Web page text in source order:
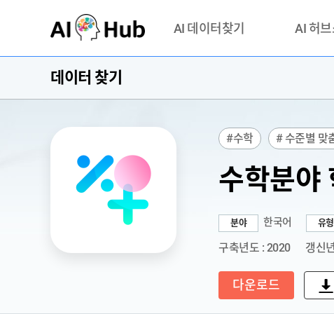
AI 데이터찾기
기관 제공 데이터
AI 허브 오픈 API
AI 허브
안심존이란?
이용정책
데이터 찾기
#수학 # 수준별 맞
수학분야
분야 한국어 유형
구축년도 : 2020 갱신
다운로드